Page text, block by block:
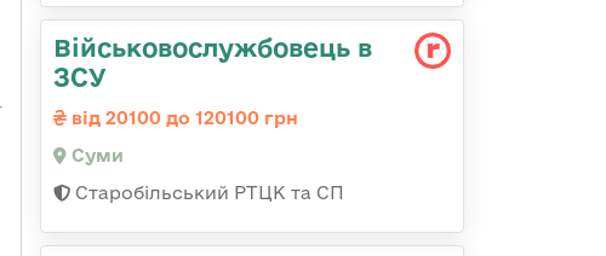
Військовослужбовець в
ЗСУ
від 20100 до 120100 грн
Суми
Старобільський РТЦК та СП